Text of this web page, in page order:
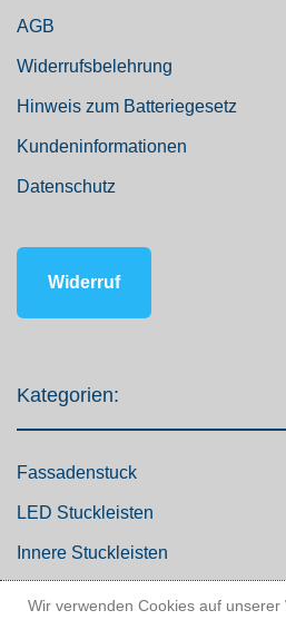
AGB
Widerrufsbelehrung
Hinweis zum Batteriegesetz
Kundeninformationen
Datenschutz
Widerruf
Kategorien:
Fassadenstuck
LED Stuckleisten
Innere Stuckleisten
Wir verwenden Cookies auf